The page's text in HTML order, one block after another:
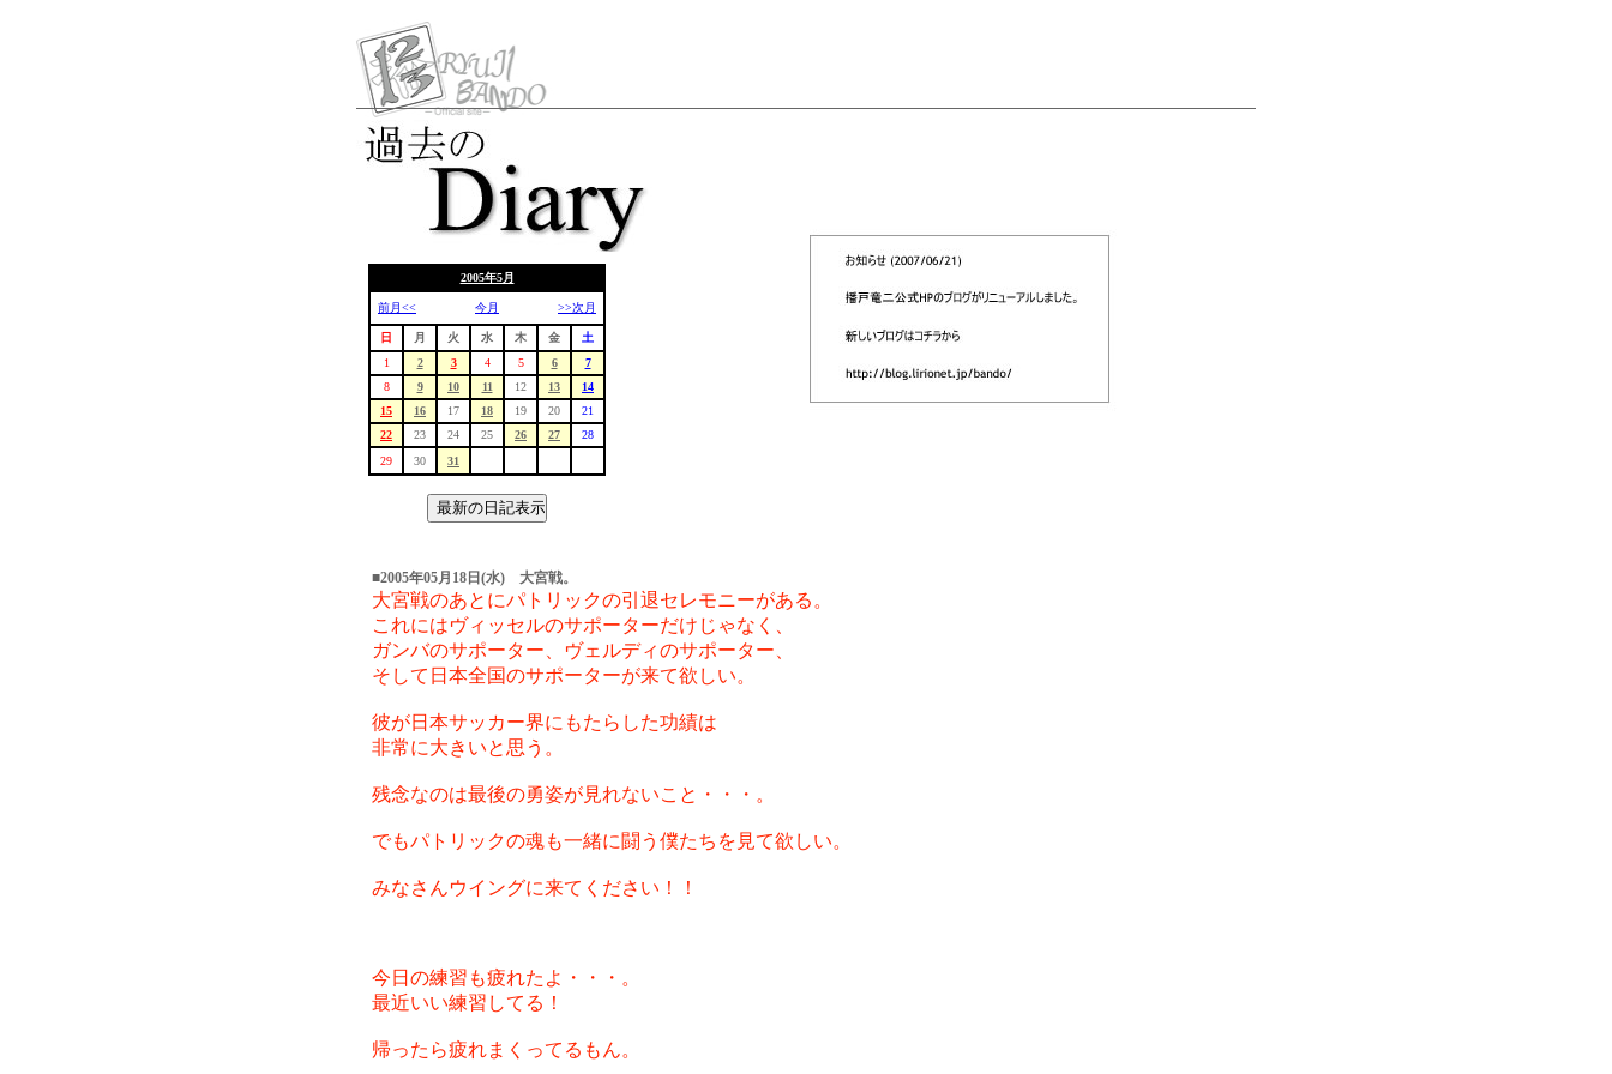
2005年5月
前月<< 今月 >>次月
日 月 火 水 木 金
土
1
2 3 4 5 6
7
8
9 10 11 12 13
14
15
16 17 18 19 20
21
22
23 24 25 26 27
28
29
30 31
■2005年05月18日(水) 大宮戦。
大宮戦のあとにパトリックの引退セレモニーがある。
これにはヴィッセルのサポーターだけじゃなく、
ガンバのサポーター、ヴェルディのサポーター、
そして日本全国のサポーターが来て欲しい。
彼が日本サッカー界にもたらした功績は
非常に大きいと思う。
残念なのは最後の勇姿が見れないこと・・・。
でもパトリックの魂も一緒に闘う僕たちを見て欲しい。
みなさんウイングに来てください！！
今日の練習も疲れたよ・・・。
最近いい練習してる！
帰ったら疲れまくってるもん。